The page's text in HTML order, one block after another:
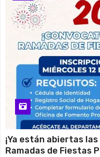
¡Ya están abiertas
Ramadas de Fiestas